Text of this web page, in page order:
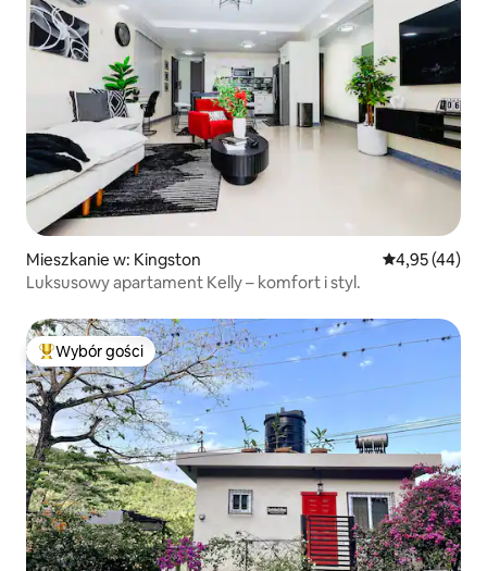
Mieszkanie w: Kingston Średnia
4,95 (44)
Luksusowy apartament Kelly – komfort i styl.
Najpopularniejsze z kategorii Wybór gości
Wybór gości